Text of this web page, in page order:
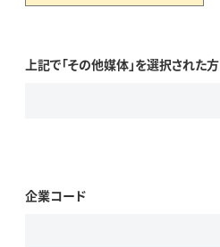
上記で「その他媒体」を選択された方
企業コード